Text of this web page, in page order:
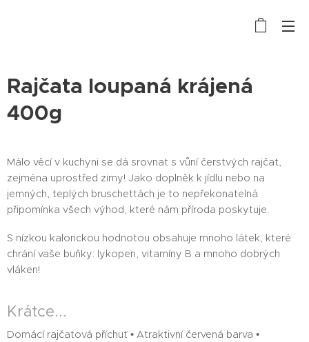
Rajčata loupaná krájená
400g
Málo věcí v kuchyni se dá srovnat s vůní čerstvých rajčat,
zejména uprostřed zimy! Jako doplněk k jídlu nebo na
jemných, teplých bruschettách je to nepřekonatelná
připomínka všech výhod, které nám příroda poskytuje.
S nízkou kalorickou hodnotou obsahuje mnoho látek, které
chrání vaše buňky: lykopen, vitamíny B a mnoho dobrých
vláken!
Krátce...
Domácí rajčatová příchuť • Atraktivní červená barva •